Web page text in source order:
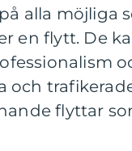
alla möjliga
en flytt. De
och
flyttar